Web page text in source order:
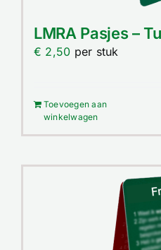
LMRA Pasjes –
€ 2,50 per stuk
Toevoegen aan
winkelwagen